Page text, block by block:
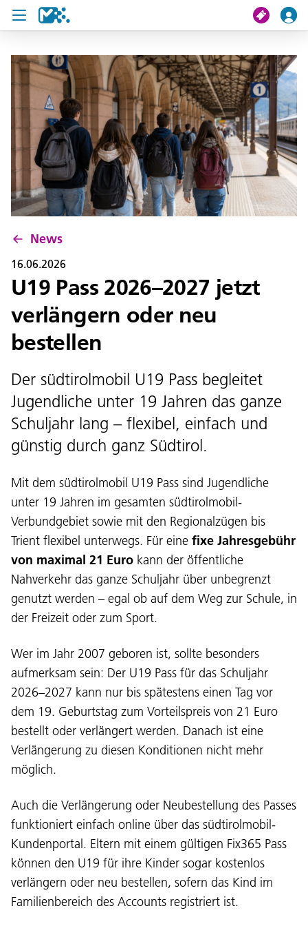
Suche
Meine Fahrt
Tickets
U19 Pass
News
Projekte
Service und Kontakt
Sprache:
DEU
ITA LAD ENG
News
16.06.2026
U19 Pass 2026–2027 jetzt
verlängern oder neu
bestellen
Der südtirolmobil U19 Pass begleitet
Jugendliche unter 19 Jahren das ganze
Schuljahr lang – flexibel, einfach und
günstig durch ganz Südtirol.
Mit dem südtirolmobil U19 Pass sind Jugendliche
unter 19 Jahren im gesamten südtirolmobil-
Verbundgebiet sowie mit den Regionalzügen bis
Trient flexibel unterwegs. Für eine fixe Jahresgebühr
von maximal 21 Euro kann der öffentliche
Nahverkehr das ganze Schuljahr über unbegrenzt
genutzt werden – egal ob auf dem Weg zur Schule, in
der Freizeit oder zum Sport.
Wer im Jahr 2007 geboren ist, sollte besonders
aufmerksam sein: Der U19 Pass für das Schuljahr
2026–2027 kann nur bis spätestens einen Tag vor
dem 19. Geburtstag zum Vorteilspreis von 21 Euro
bestellt oder verlängert werden. Danach ist eine
Verlängerung zu diesen Konditionen nicht mehr
möglich.
Auch die Verlängerung oder Neubestellung des Passes
funktioniert einfach online über das südtirolmobil-
Kundenportal. Eltern mit einem gültigen Fix365 Pass
können den U19 für ihre Kinder sogar kostenlos
verlängern oder neu bestellen, sofern das Kind im
Familienbereich des Accounts registriert ist.